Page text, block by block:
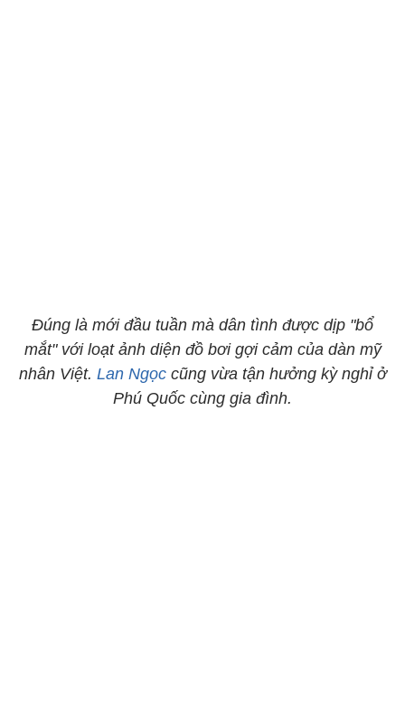
Đúng là mới đầu tuần mà dân tình được dịp "bổ
mắt" với loạt ảnh diện đồ bơi gợi cảm của dàn mỹ
nhân Việt. Lan Ngọc cũng vừa tận hưởng kỳ nghỉ ở
Phú Quốc cùng gia đình.